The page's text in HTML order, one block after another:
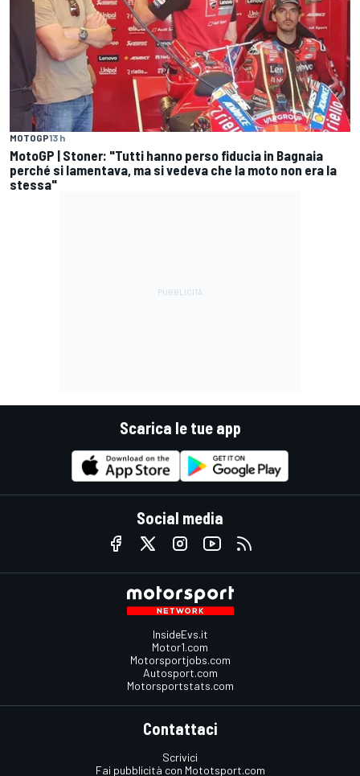
MOTOGP13 h
MotoGP | Stoner: "Tutti hanno perso fiducia in Bagnaia
perché si lamentava, ma si vedeva che la moto non era la
stessa"
Scarica le tue app
Social media
InsideEvs.it
Motor1.com
Motorsportjobs.com
Autosport.com
Motorsportstats.com
Contattaci
Scrivici
Fai pubblicità con Mototsport.com